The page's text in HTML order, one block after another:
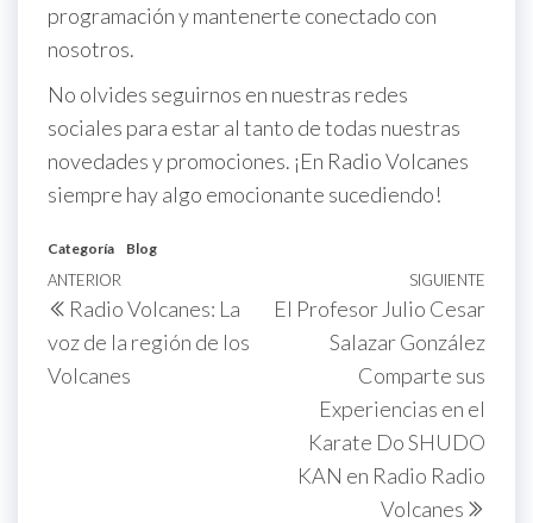
programación y mantenerte conectado con
nosotros.
No olvides seguirnos en nuestras redes
sociales para estar al tanto de todas nuestras
novedades y promociones. ¡En Radio Volcanes
siempre hay algo emocionante sucediendo!
Categoría Blog
Navegación
de
entradas
Entrada
anterior
ANTERIOR
Radio Volcanes: La
voz de la región de los
Volcanes
SIGUIENTE
El Profesor Julio Cesar
Salazar González
Comparte sus
Experiencias en el
Karate Do SHUDO
KAN en Radio Radio
Volcanes